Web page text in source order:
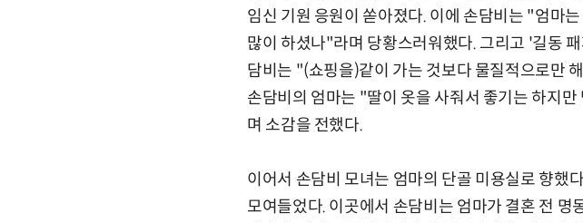
임신 기원 응원이 쏟아졌다. 이에 손담비는 "엄마
많이 하셨나"라며 당황스러워했다. 그리고 '길동
담비는 "(쇼핑을)같이 가는 것보다 물질적으로만
손담비의 엄마는 "딸이 옷을 사줘서 좋기는 하지
며 소감을 전했다.
이어서 손담비 모녀는 엄마의 단골 미용실로 향했
모여들었다. 이곳에서 손담비는 엄마가 결혼 전